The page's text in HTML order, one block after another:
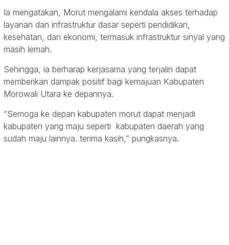
Ia mengatakan, Morut mengalami kendala akses terhadap
layanan dan infrastruktur dasar seperti pendidikan,
kesehatan, dan ekonomi, termasuk infrastruktur sinyal yang
masih lemah.
Sehingga, ia berharap kerjasama yang terjalin dapat
memberikan dampak positif bagi kemajuan Kabupaten
Morowali Utara ke depannya.
“Semoga ke depan kabupaten morut dapat menjadi
kabupaten yang maju seperti kabupaten daerah yang
sudah maju lainnya. terima kasih,” pungkasnya.